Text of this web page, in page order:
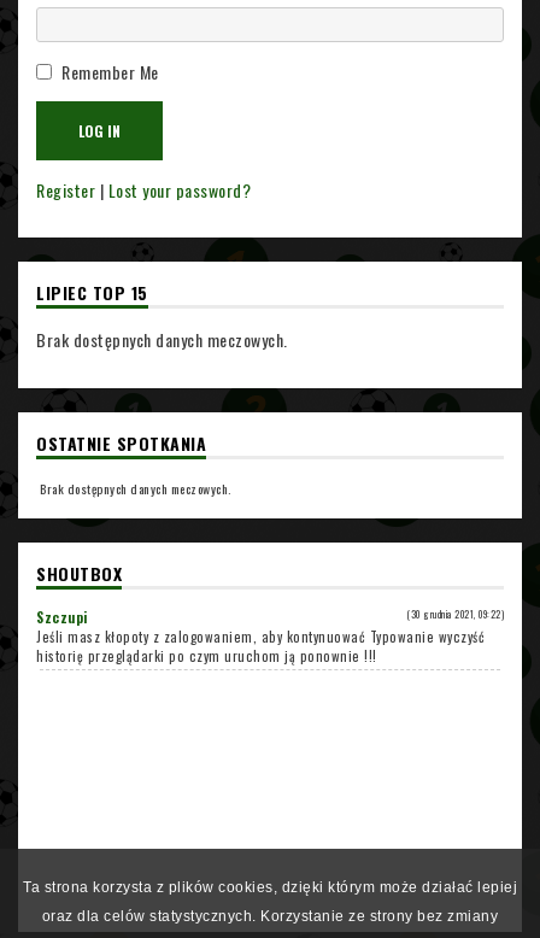
Remember Me
Register | Lost your password?
LIPIEC TOP 15
Brak dostępnych danych meczowych.
OSTATNIE SPOTKANIA
Brak dostępnych danych meczowych.
SHOUTBOX
Szczupi (30 grudnia 2021, 09:22)
Jeśli masz kłopoty z zalogowaniem, aby kontynuować Typowanie wyczyść
historię przeglądarki po czym uruchom ją ponownie !!!
Ta strona korzysta z plików cookies, dzięki którym może działać lepiej
oraz dla celów statystycznych. Korzystanie ze strony bez zmiany